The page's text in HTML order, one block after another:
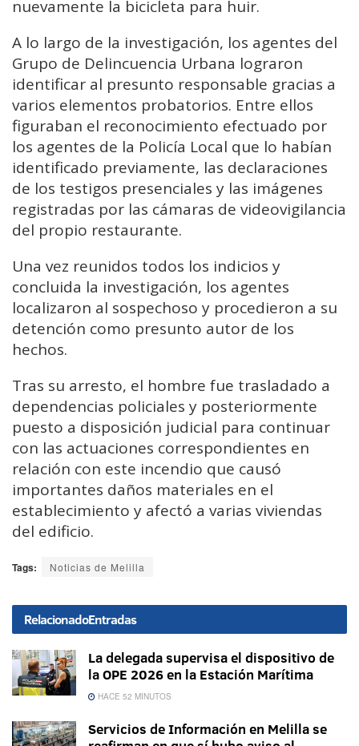
nuevamente la bicicleta para huir.
A lo largo de la investigación, los agentes del
Grupo de Delincuencia Urbana lograron
identificar al presunto responsable gracias a
varios elementos probatorios. Entre ellos
figuraban el reconocimiento efectuado por
los agentes de la Policía Local que lo habían
identificado previamente, las declaraciones
de los testigos presenciales y las imágenes
registradas por las cámaras de videovigilancia
del propio restaurante.
Una vez reunidos todos los indicios y
concluida la investigación, los agentes
localizaron al sospechoso y procedieron a su
detención como presunto autor de los
hechos.
Tras su arresto, el hombre fue trasladado a
dependencias policiales y posteriormente
puesto a disposición judicial para continuar
con las actuaciones correspondientes en
relación con este incendio que causó
importantes daños materiales en el
establecimiento y afectó a varias viviendas
del edificio.
Tags: Noticias de Melilla
RelacionadoEntradas
La delegada supervisa el dispositivo de
la OPE 2026 en la Estación Marítima
HACE 52 MINUTOS
Servicios de Información en Melilla se